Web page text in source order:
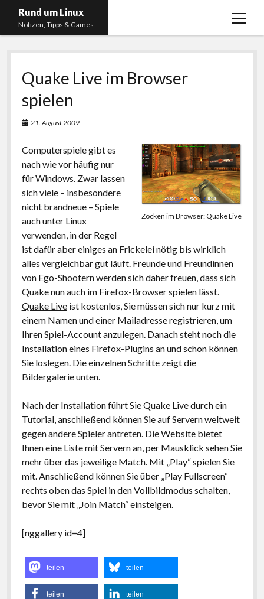
Rund um Linux
Notizen, Tipps & Games
Menü
Startseite
Linux
Gaming
RSS, Social Media, YouTube & Twitch
Impressum
Datenschutzerklärung
twitterinstagram
youtubetwitch
Quake Live im Browser
spielen
21. August 2009
Zocken im Browser: Quake Live
Computerspiele gibt es
nach wie vor häufig nur
für Windows. Zwar lassen
sich viele – insbesondere
nicht brandneue – Spiele
auch unter Linux
verwenden, in der Regel
ist dafür aber einiges an Frickelei nötig bis wirklich
alles vergleichbar gut läuft. Freunde und Freundinnen
von Ego-Shootern werden sich daher freuen, dass sich
Quake nun auch im Firefox-Browser spielen lässt.
Quake Liveist kostenlos, Sie müssen sich nur kurz mit
einem Namen und einer Mailadresse registrieren, um
Ihren Spiel-Account anzulegen. Danach steht noch die
Installation eines Firefox-Plugins an und schon können
Sie loslegen. Die einzelnen Schritte zeigt die
Bildergalerie unten.
Nach der Installation führt Sie Quake Live durch ein
Tutorial, anschließend können Sie auf Servern weltweit
gegen andere Spieler antreten. Die Website bietet
Ihnen eine Liste mit Servern an, per Mausklick sehen Sie
mehr über das jeweilige Match. Mit „Play“ spielen Sie
mit. Anschließend können Sie über „Play Fullscreen“
rechts oben das Spiel in den Vollbildmodus schalten,
bevor Sie mit „Join Match“ einsteigen.
[nggallery id=4]
teilen teilen
teilen teilen